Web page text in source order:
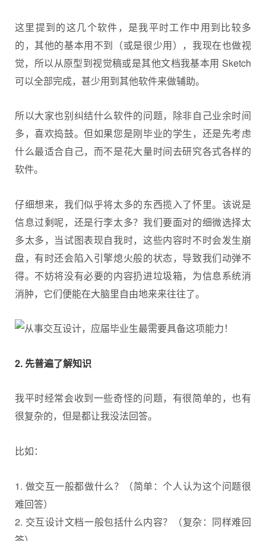
这里提到的这几个软件，是我平时工作中用到比较多
的，其他的基本用不到（或是很少用），我现在也做视
觉，所以从原型到视觉稿或是其他文档我基本用 Sketch
可以全部完成，甚少用到其他软件来做辅助。
所以大家也别纠结什么软件的问题，除非自己业余时间
多，喜欢捣鼓。但如果您是刚毕业的学生，还是先考虑
什么最适合自己，而不是花大量时间去研究各式各样的
软件。
仔细想来，我们似乎将太多的东西揽入了怀里。该说是
信息过剩呢，还是行李太多？我们要面对的细微选择太
多太多，当试图表现自我时，这些内容时不时会发生崩
盘，有时还会陷入引擎熄火般的状态，导致我们动弹不
得。不妨将没有必要的内容扔进垃圾箱，为信息系统消
消肿，它们便能在大脑里自由地来来往往了。
2. 先普遍了解知识
我平时经常会收到一些奇怪的问题，有很简单的，也有
很复杂的，但是都让我没法回答。
比如：
1. 做交互一般都做什么？（简单：个人认为这个问题很
难回答）
2. 交互设计文档一般包括什么内容？（复杂：同样难回